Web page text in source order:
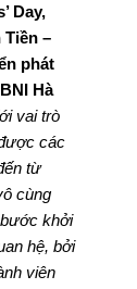
Day,
Tiền –
phát
Hà
vai trò
các
từ
cùng
khởi
hệ, bởi
viên